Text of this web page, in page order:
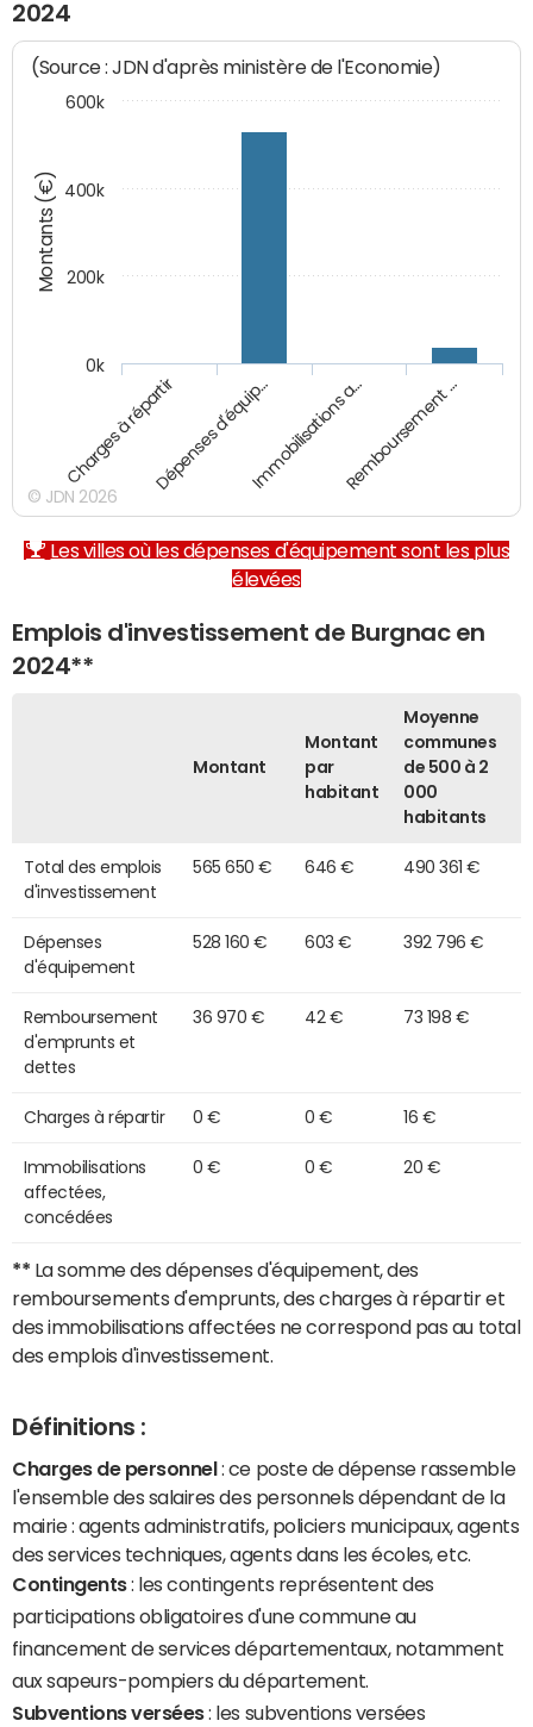
2024
Montants (€)
(Source : JDN d'après ministère de l'Economie)
Charges à répartirDépenses d'équip…Immobilisations a…Remboursement …
0k
200k
400k
600k
© JDN 2026
Les villes où les dépenses d'équipement sont les plus
élevées
Emplois d'investissement de Burgnac en
2024**
Montant
Montant
par
habitant
Moyenne
communes
de 500 à 2
000
habitants
Total des emplois
d'investissement
565 650 € 646 € 490 361 €
Dépenses
d'équipement
528 160 € 603 € 392 796 €
Remboursement
d'emprunts et
dettes
36 970 € 42 € 73 198 €
Charges à répartir 0 € 0 € 16 €
Immobilisations
affectées,
concédées
0 € 0 € 20 €
** La somme des dépenses d'équipement, des
remboursements d'emprunts, des charges à répartir et
des immobilisations affectées ne correspond pas au total
des emplois d'investissement.
Définitions :
Charges de personnel : ce poste de dépense rassemble
l'ensemble des salaires des personnels dépendant de la
mairie : agents administratifs, policiers municipaux, agents
des services techniques, agents dans les écoles, etc.
Contingents: les contingents représentent des
participations obligatoires d'une commune au
financement de services départementaux, notamment
aux sapeurs-pompiers du département.
Subventions versées: les subventions versées